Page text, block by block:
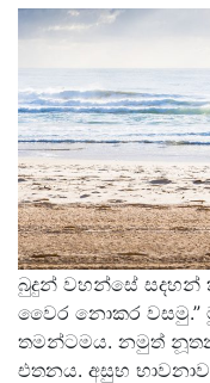
බුදුන් වහන්සේ සදහන්
වෛර නොකර වසමු.”
තමන්ටමය. නමුත් නූතන
එතනය. අසුභ